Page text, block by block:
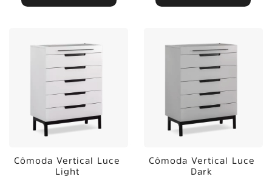
Cômoda Vertical Luce
Light
Cômoda Vertical Luce
Dark